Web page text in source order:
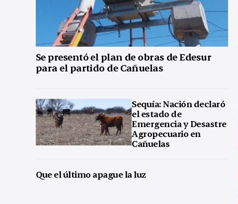
Se presentó el plan de obras de Edesur
para el partido de Cañuelas
Sequía: Nación declaró
el estado de
Emergencia y Desastre
Agropecuario en
Cañuelas
Que el último apague la luz